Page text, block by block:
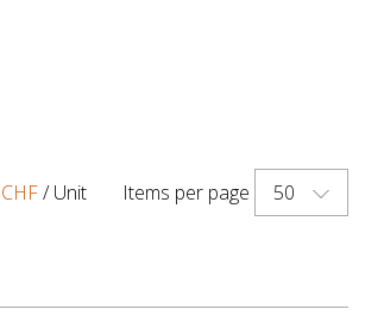
Items per page 50
CHF/ Unit